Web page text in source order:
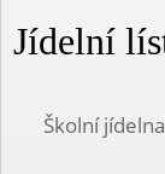
Jídelní
Školní